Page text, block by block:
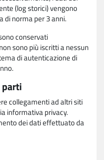
(log storici) vengono
di norma per 3 anni.
conservati
sono più iscritti a nessun
di autenticazione di
parti
collegamenti ad altri siti
informativa privacy.
dei dati effettuato da